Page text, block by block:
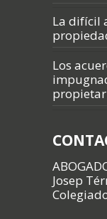
La difícil
Los
Josep